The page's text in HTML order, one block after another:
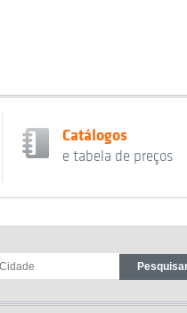
Catálogos
e tabela de preços